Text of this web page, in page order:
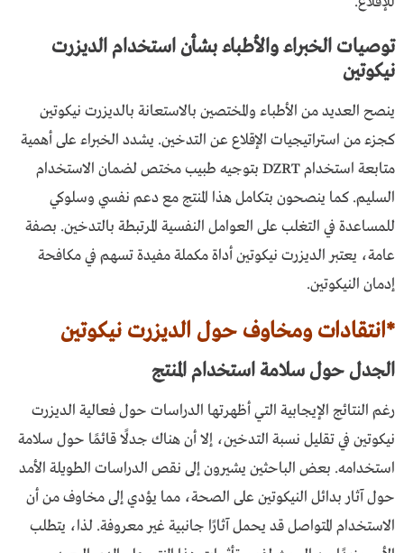
توصيات الخبراء والأطباء بشأن استخدام الديزرت
نيكوتين
ينصح العديد من الأطباء والمختصين بالاستعانة بالديزرت نيكوتين
كجزء من استراتيجيات الإقلاع عن التدخين. يشدد الخبراء على أهمية
متابعة استخدام DZRT بتوجيه طبيب مختص لضمان الاستخدام
السليم. كما ينصحون بتكامل هذا المنتج مع دعم نفسي وسلوكي
للمساعدة في التغلب على العوامل النفسية المرتبطة بالتدخين. بصفة
عامة، يعتبر الديزرت نيكوتين أداة مكملة مفيدة تسهم في مكافحة
إدمان النيكوتين.
*انتقادات ومخاوف حول الديزرت نيكوتين
الجدل حول سلامة استخدام المنتج
رغم النتائج الإيجابية التي أظهرتها الدراسات حول فعالية الديزرت
نيكوتين في تقليل نسبة التدخين، إلا أن هناك جدلًا قائمًا حول سلامة
استخدامه. بعض الباحثين يشيرون إلى نقص الدراسات الطويلة الأمد
حول آثار بدائل النيكوتين على الصحة، مما يؤدي إلى مخاوف من أن
الاستخدام المتواصل قد يحمل آثارًا جانبية غير معروفة. لذا، يتطلب